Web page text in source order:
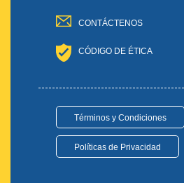
CONTÁCTENOS
CÓDIGO DE ÉTICA
Términos y Condiciones
Políticas de Privacidad